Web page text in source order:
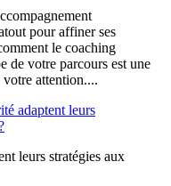
pour affiner ses
le coaching
de votre parcours est une
attention....
leurs stratégies aux